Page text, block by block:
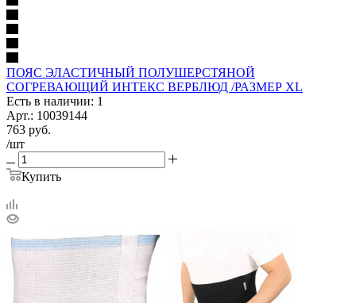
ПОЯС ЭЛАСТИЧНЫЙ ПОЛУШЕРСТЯНОЙ
СОГРЕВАЮЩИЙ ИНТЕКС ВЕРБЛЮД /РАЗМЕР XL
Есть в наличии: 1
Арт.: 10039144
763 руб.
/шт
Купить